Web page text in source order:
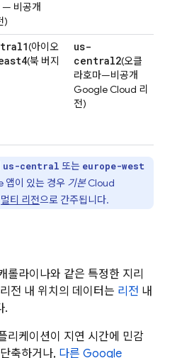
— 비공개
)
(아이오
(북 버지
us-
central2(오클
라호마—비공개
Google Cloud 리
전)
us-central 또는 europe-west
앱이 있는 경우 기본 Cloud
멀티 리전으로 간주됩니다.
롤라이나와 같은 특정한 지리
전 내 위치의 데이터는 리전 내
.
리케이션이 지연 시간에 민감
축하거나, 다른 Google